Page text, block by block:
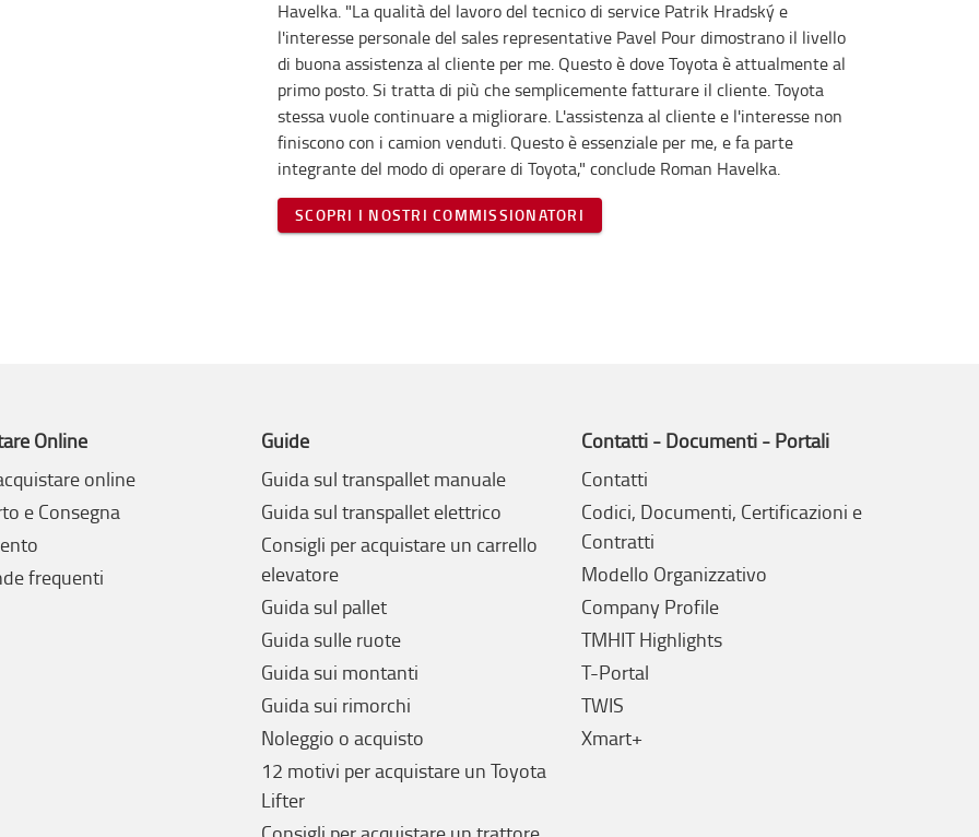
Havelka. "La qualità del lavoro del tecnico di service Patrik Hradský e
l'interesse personale del sales representative Pavel Pour dimostrano il livello
di buona assistenza al cliente per me. Questo è dove Toyota è attualmente al
primo posto. Si tratta di più che semplicemente fatturare il cliente. Toyota
stessa vuole continuare a migliorare. L'assistenza al cliente e l'interesse non
finiscono con i camion venduti. Questo è essenziale per me, e fa parte
integrante del modo di operare di Toyota," conclude Roman Havelka.
SCOPRI I NOSTRI COMMISSIONATORI
Online
online
e Consegna
frequenti
Guide
Guida sul transpallet manuale
Guida sul transpallet elettrico
Consigli per acquistare un carrello
elevatore
Guida sul pallet
Guida sulle ruote
Guida sui montanti
Guida sui rimorchi
Noleggio o acquisto
12 motivi per acquistare un Toyota
Lifter
Contatti - Documenti - Portali
Contatti
Codici, Documenti, Certificazioni e
Contratti
Modello Organizzativo
Company Profile
TMHIT Highlights
T-Portal
TWIS
Xmart+